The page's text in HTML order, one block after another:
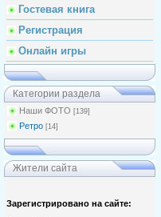
Гостевая книга
Регистрация
Онлайн игры
Категории раздела
Наши ФОТО [139]
Ретро [14]
Жители сайта
Зарегистрировано на сайте: